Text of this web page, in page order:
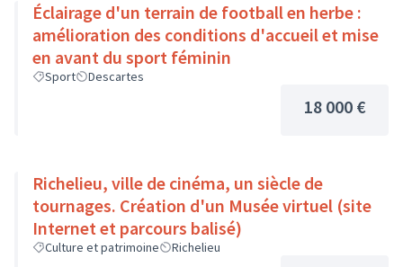
Éclairage d'un terrain de football en herbe :
amélioration des conditions d'accueil et mise
en avant du sport féminin
Sport Descartes
18 000 €
Richelieu, ville de cinéma, un siècle de
tournages. Création d'un Musée virtuel (site
Internet et parcours balisé)
Culture et patrimoine Richelieu